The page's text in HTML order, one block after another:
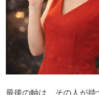
最後の軸は、その人が持